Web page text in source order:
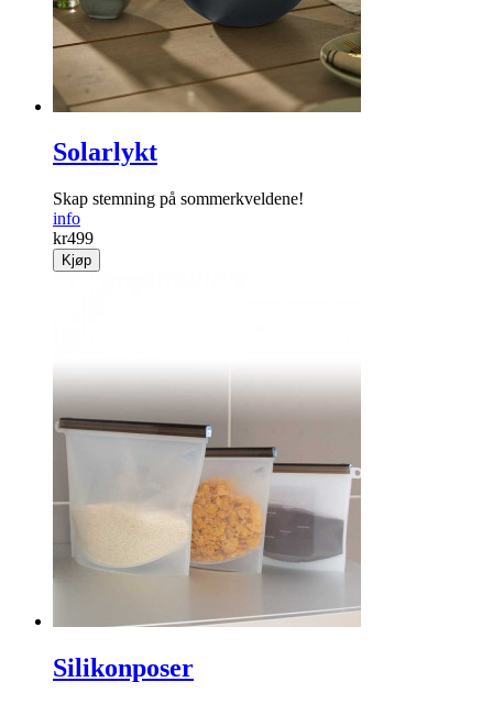
Solarlykt
Skap stemning på sommerkveldene!
info
kr499
Kjøp
Silikonposer